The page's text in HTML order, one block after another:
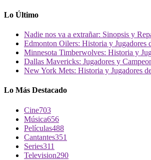
Lo Último
Nadie nos va a extrañar: Sinopsis y
Edmonton Oilers: Historia y Jugadores
Minnesota Timberwolves: Historia y
Dallas Mavericks: Jugadores y
New York Mets: Historia y Jugadores
Lo Más Destacado
Cine703
Música656
Películas488
Cantantes351
Series311
Television290